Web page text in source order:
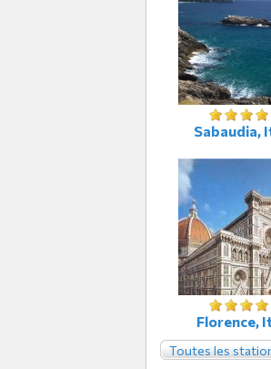
Sabaudia,
Florence,
Toutes les